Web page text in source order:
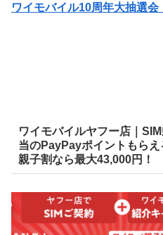
ワイモバイル10周年大抽選会
ワイモバイルヤフー店｜
当のPayPayポイントもらえ
親子割なら最大43,000円！